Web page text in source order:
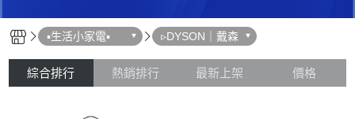
▪︎生活小家電▪︎ ▹DYSON｜戴森
綜合排行 熱銷排行 最新上架 價格